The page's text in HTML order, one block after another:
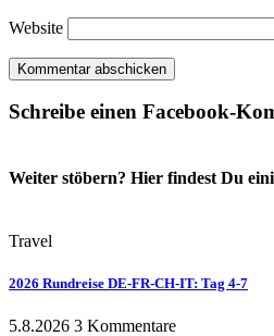
Website
Schreibe einen Facebook-
Weiter stöbern? Hier findest Du
Travel
2026 Rundreise DE-FR-CH-IT: Tag 4-7
5.8.2026 3 Kommentare